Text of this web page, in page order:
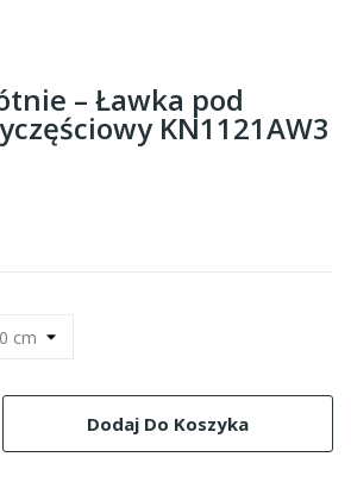
– Ławka pod
KN1121AW3
Dodaj Do Koszyka